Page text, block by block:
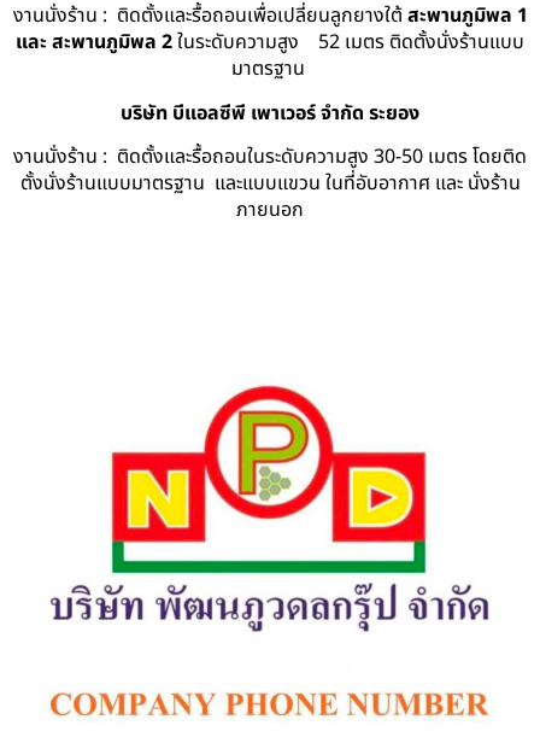
งานนั่งร้าน : ติดตั้งและรื้อถอนเพื่อเปลี่ยนลูกยางใต้ สะพานภูมิพล 1
และ สะพานภูมิพล 2ในระดับความสูง 52 เมตร ติดตั้งนั่งร้านแบบ
มาตรฐาน
บริษัท บีแอลซีพี เพาเวอร์ จำกัด ระยอง
งานนั่งร้าน : ติดตั้งและรื้อถอนในระดับความสูง 30-50 เมตร โดยติด
ตั้งนั่งร้านแบบมาตรฐาน และแบบแขวน ในที่อับอากาศ และ นั่งร้าน
ภายนอก